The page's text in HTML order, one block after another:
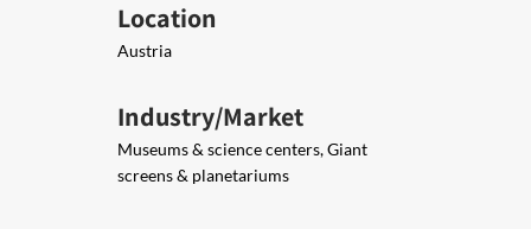
Location
Austria
Industry/Market
Museums & science centers, Giant
screens & planetariums